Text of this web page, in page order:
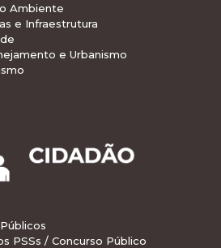
Ambiente
e Infraestrutura
e Urbanismo
PSSs / Concurso Público